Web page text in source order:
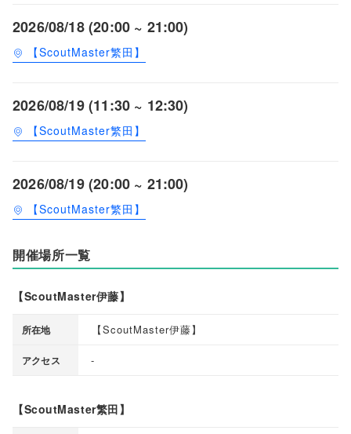
2026/08/18 (20:00 ~ 21:00)
【ScoutMaster繁田】
2026/08/19 (11:30 ~ 12:30)
【ScoutMaster繁田】
2026/08/19 (20:00 ~ 21:00)
【ScoutMaster繁田】
開催場所一覧
【ScoutMaster伊藤】
所在地 【ScoutMaster伊藤】
アクセス -
【ScoutMaster繁田】